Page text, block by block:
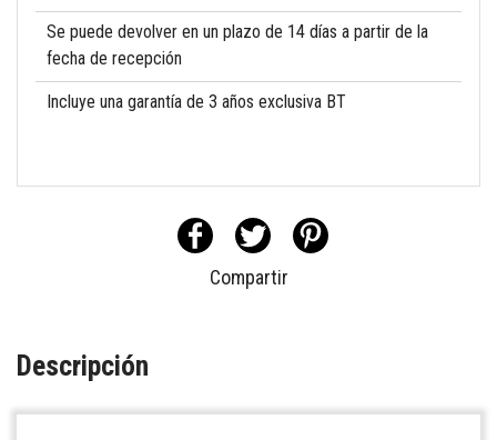
Se puede devolver en un plazo de 14 días a partir de la
fecha de recepción
Incluye una garantía de 3 años exclusiva BT
Compartir
Descripción